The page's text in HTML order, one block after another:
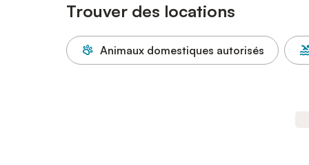
Trouver des locations
Animaux domestiques autorisés